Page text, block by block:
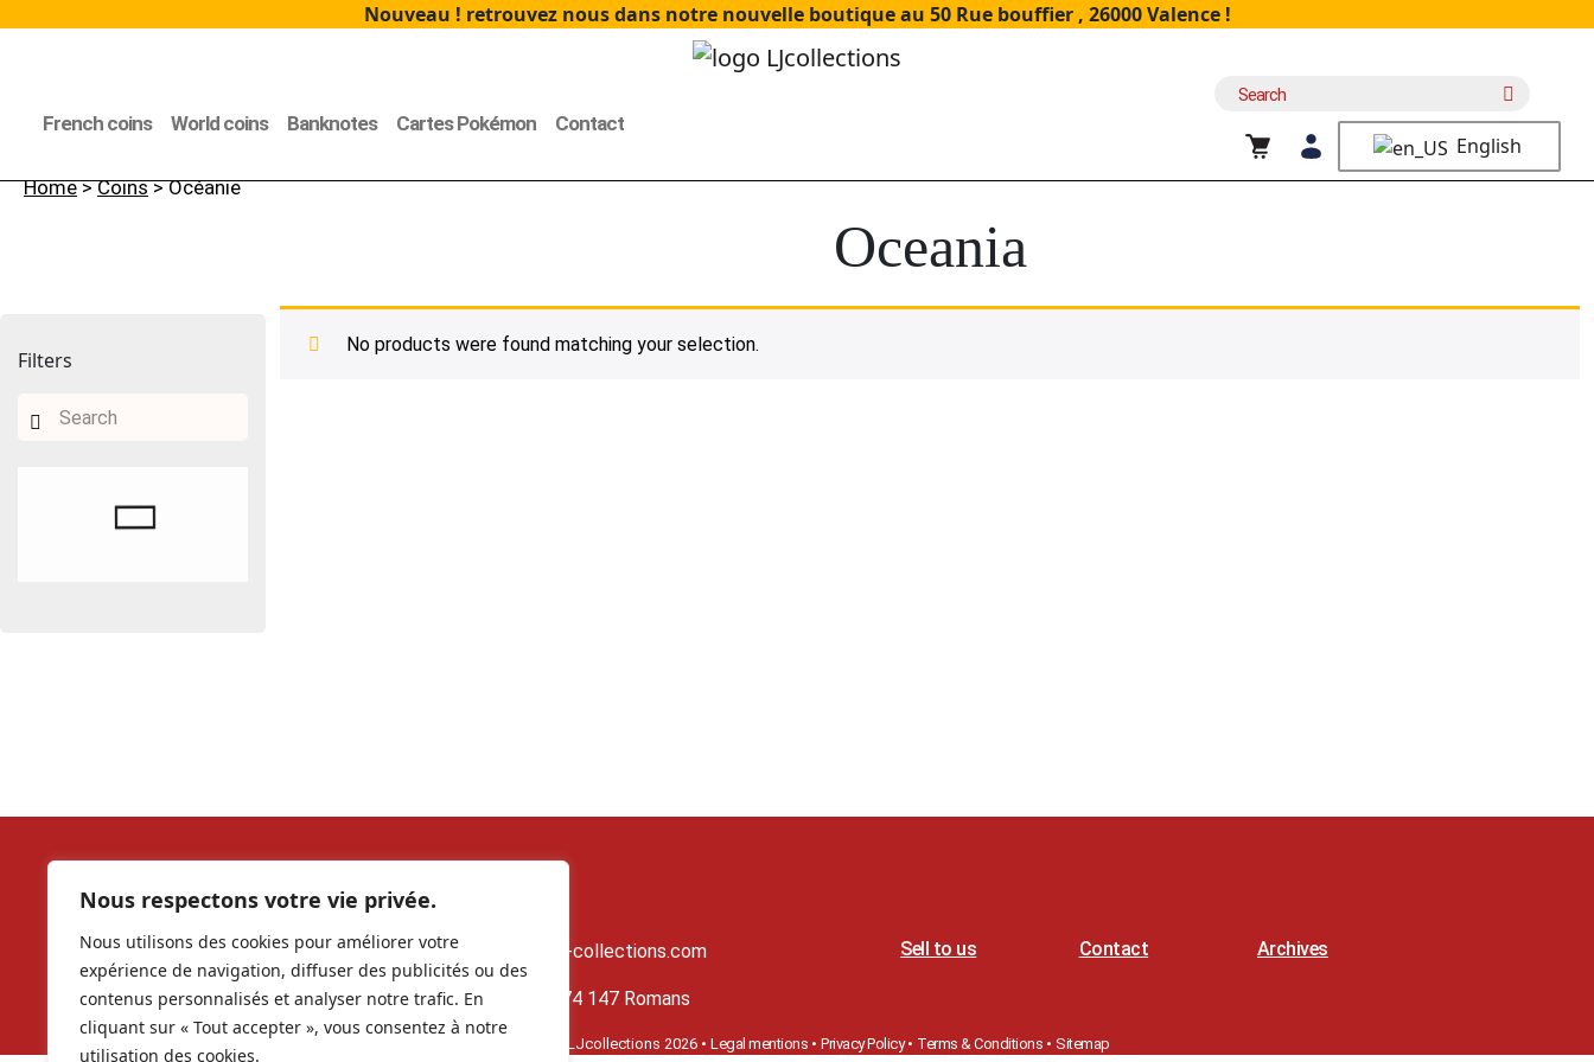
Nous respectons votre vie privée.
Nous utilisons des cookies pour améliorer votre
expérience de navigation, diffuser des publicités ou des
contenus personnalisés et analyser notre trafic. En
cliquant sur « Tout accepter », vous consentez à notre
utilisation des cookies.
Nouveau ! retrouvez nous dans notre nouvelle boutique au 50 Rue bouffier , 26000 Valence !
French coins World coins Banknotes Cartes Pokémon Contact
Search
English
Home>Coins> Océanie
Filters
Search
Oceania
No products were found matching your selection.
contact@lj-collections.com
RCS 979 374 147 Romans
Sell to us Contact Archives
LJcollections 2026 •Legal mentions •Privacy Policy• Terms & Conditions • Sitemap